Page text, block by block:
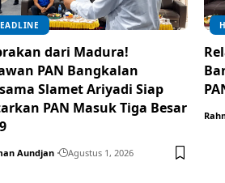
dari Madura!
PAN Bangkalan
Slamet Ariyadi Siap
PAN Masuk Tiga Besar
Aundjan Agustus 1, 2026